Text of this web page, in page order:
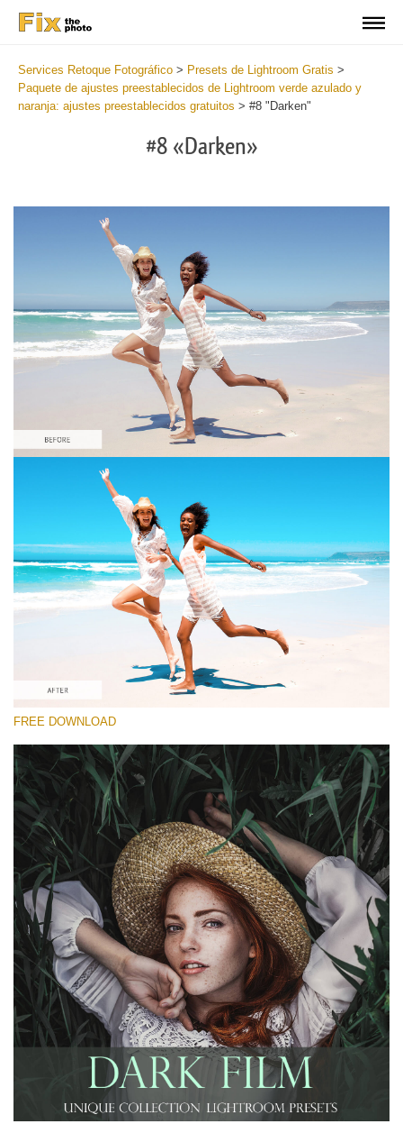
Services Retoque Fotográfico > Presets de Lightroom Gratis >
Paquete de ajustes preestablecidos de Lightroom verde azulado y
naranja: ajustes preestablecidos gratuitos > #8 "Darken"
#8 «Darken»
Por favor seleccione
Orange&Teal Lightroom Preset #8
(25 Lr Presets)
Luxe Wedding
Must-Have Collection
(1432 Lr Presets)
Descarga gratis
FREE DOWNLOAD